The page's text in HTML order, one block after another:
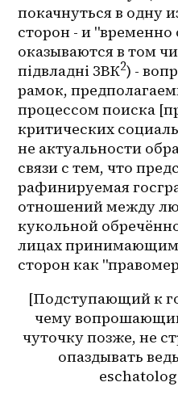
покачнуться в одну
сторон - и
оказываются в том
підвладні ЗВК2) -
рамок,
процессом поиска
критических
не актуальности
связи с тем, что
рафинируемая
отношений между
кукольной
лицах
сторон как
[Подступающий к
чему
чуточку позже, не
опаздывать